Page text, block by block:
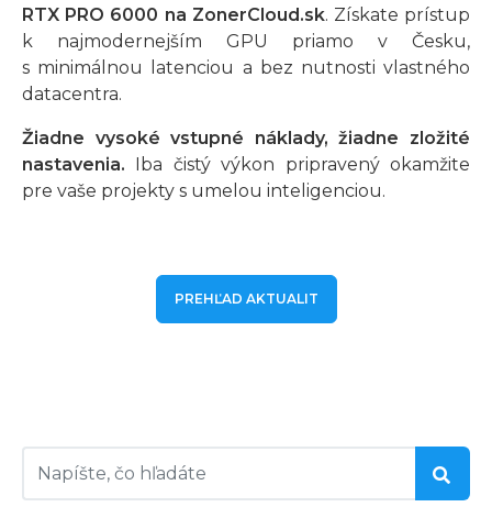
RTX PRO 6000 na ZonerCloud.sk. Získate prístup
k najmodernejším GPU priamo v Česku,
s minimálnou latenciou a bez nutnosti vlastného
datacentra.
Žiadne vysoké vstupné náklady, žiadne zložité
nastavenia. Iba čistý výkon pripravený okamžite
pre vaše projekty s umelou inteligenciou.
PREHĽAD AKTUALIT